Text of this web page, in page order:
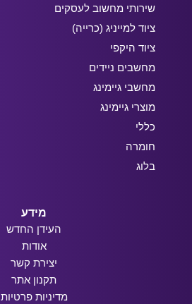
שירותי מחשוב לעסקים
ציוד למייניג (כרייה)
ציוד היקפי
מחשבים ניידים
מחשבי גיימינג
מוצרי גיימינג
כללי
חומרה
בלוג
מידע
העידן החדש
אודות
יצירת קשר
תקנון אתר
מדיניות פרטיות